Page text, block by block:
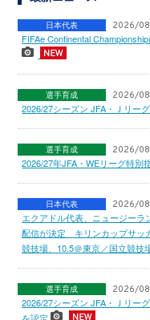
日本代表 2026/
FIFAe Continental
選手育成 2026/
2026/27シーズン JFA・Ｊリー
選手育成 2026/
2026/27年JFA・WEリーグ特
日本代表 2026/
エクアドル代表、ニュージーラ
配信が決定 キリンカップサッ
競技場、10.5＠東京／国立競技
選手育成 2026/
2026/27シーズン JFA・Ｊリー